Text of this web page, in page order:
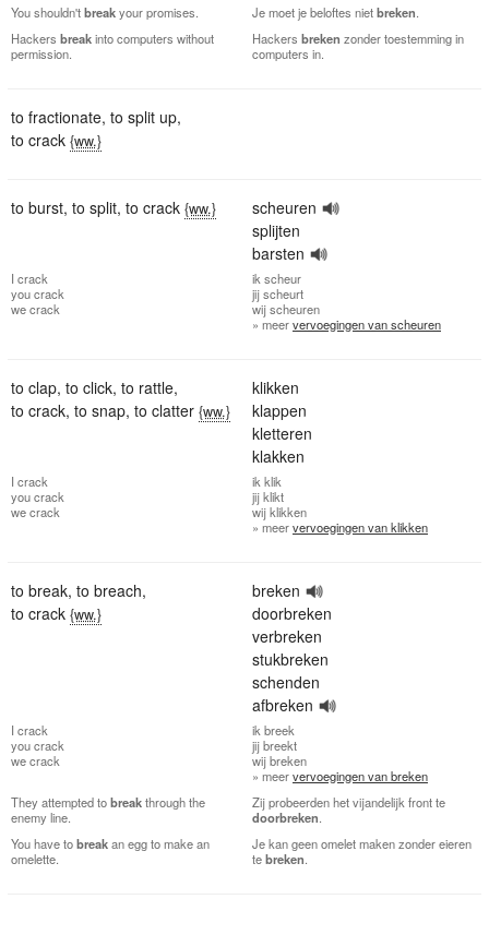
You shouldn'tbreakyour promises. Je moet je beloftes nietbreken
Hackers breakinto computers without
permission.
Hackers breken zonder toestemming in
computers in.
to fractionate, to split up,
to crack {ww.}
to burst, to split, to crack {ww.}
scheuren
splijten
barsten
I crack
youcrack
wecrack
ik scheur
jijscheurt
wijscheuren
» meervervoegingen van scheuren
to clap, to click, to rattle,
to crack, to snap, to clatter {ww.}
klikken
klappen
kletteren
klakken
I crack
youcrack
wecrack
ik klik
jijklikt
wijklikken
» meervervoegingen van klikken
to break, to breach,
to crack {ww.}
breken
doorbreken
verbreken
stukbreken
schenden
afbreken
I crack
youcrack
wecrack
ik breek
jijbreekt
wijbreken
» meervervoegingen van breken
They attempted tobreakthrough the
enemy line.
Zij probeerden het vijandelijk front te
doorbreken
You have tobreakan egg to make an
omelette.
Je kan geen omelet maken zonder eieren
tebreken